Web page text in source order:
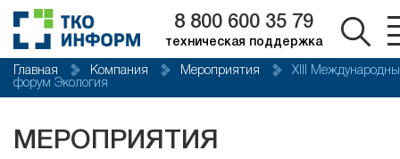
8 800 600 35 79
техническая поддержка
Главная Компания Мероприятия
XIII
форум Экология
МЕРОПРИЯТИЯ